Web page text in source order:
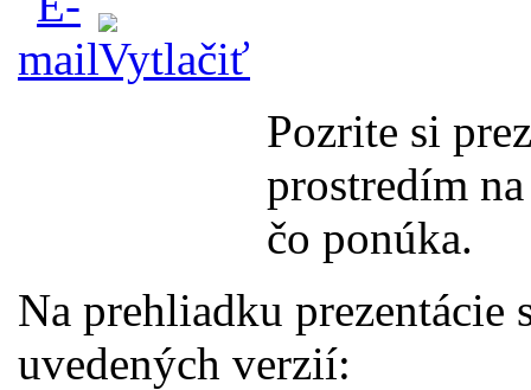
Pozrite si
prostredím
čo ponúka.
Na prehliadku
uvedených verzií: